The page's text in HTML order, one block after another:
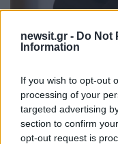
newsit.gr - Do Not
Information
If you wish to opt-out
processing of your
targeted advertising
section to confirm
opt-out request is
11:3608.05.17
Ο Ολάντ
“αναλαμβάνει”